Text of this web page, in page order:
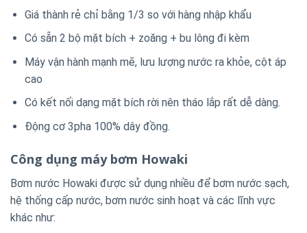
Giá thành rẻ chỉ bằng 1/3 so với hàng nhập khẩu
Có sẵn 2 bộ mặt bích + zoăng + bu lông đi kèm
Máy vận hành mạnh mẽ, lưu lượng nước ra khỏe, cột áp
cao
Có kết nối dạng mặt bích rời nên tháo lắp rất dễ dàng.
Động cơ 3pha 100% dây đồng.
Công dụng máy bơm Howaki
Bơm nước Howaki được sử dụng nhiều để bơm nước sạch,
hệ thống cấp nước, bơm nước sinh hoạt và các lĩnh vực
khác như: